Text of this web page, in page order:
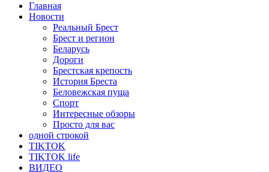
Главная
Новости
Реальный Брест
Брест и регион
Беларусь
Дороги
Брестская крепость
История Бреста
Беловежская пуща
Спорт
Интересные обзоры
Просто для вас
одной строкой
TIKTOK
TIKTOK life
ВИДЕО